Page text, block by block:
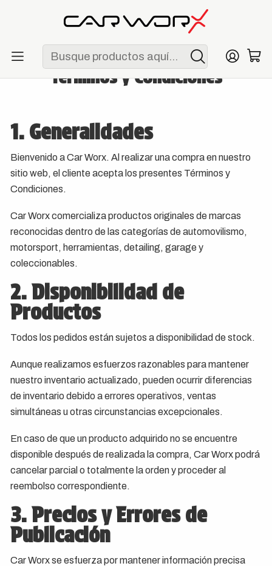
ENVÍO GRATIS POR COMPRAS MAYORES A S/ 250
Términos y Condiciones
Términos y Condiciones
1. Generalidades
Bienvenido a Car Worx. Al realizar una compra en nuestro
sitio web, el cliente acepta los presentes Términos y
Condiciones.
Car Worx comercializa productos originales de marcas
reconocidas dentro de las categorías de automovilismo,
motorsport, herramientas, detailing, garage y
coleccionables.
2. Disponibilidad de
Productos
Todos los pedidos están sujetos a disponibilidad de stock.
Aunque realizamos esfuerzos razonables para mantener
nuestro inventario actualizado, pueden ocurrir diferencias
de inventario debido a errores operativos, ventas
simultáneas u otras circunstancias excepcionales.
En caso de que un producto adquirido no se encuentre
disponible después de realizada la compra, Car Worx podrá
cancelar parcial o totalmente la orden y proceder al
reembolso correspondiente.
3. Precios y Errores de
Publicación
Car Worx se esfuerza por mantener información precisa